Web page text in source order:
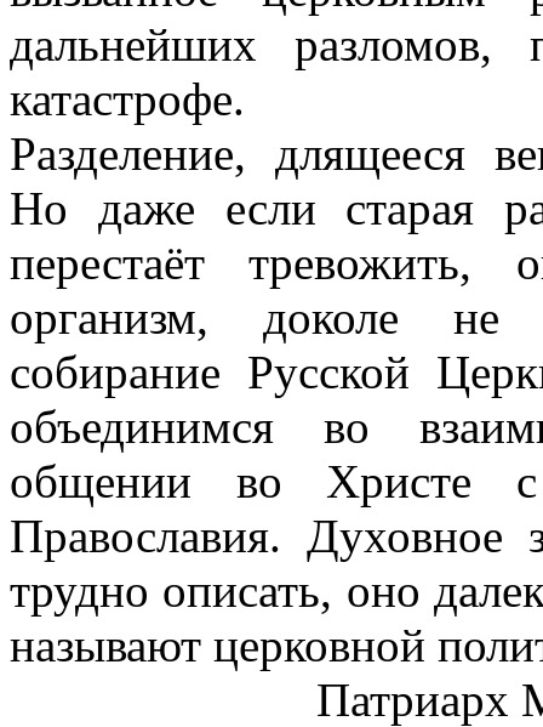
дальнейших разломов,
катастрофе.
Разделение, длящееся
Но даже если старая
перестаёт тревожить,
организм, доколе не
собирание Русской
объединимся во
общении во Христе с
Православия. Духовное
трудно описать, оно
называют церковной
Патриарх